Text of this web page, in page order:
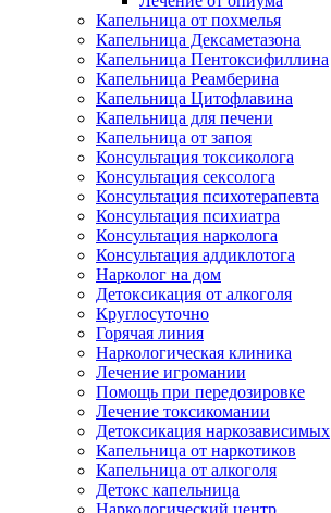
Капельница от похмелья
Капельница Дексаметазона
Капельница Пентоксифиллина
Капельница Реамберина
Капельница Цитофлавина
Капельница для печени
Капельница от запоя
Консультация токсиколога
Консультация сексолога
Консультация психотерапевта
Консультация психиатра
Консультация нарколога
Консультация аддиклотога
Нарколог на дом
Детоксикация от алкоголя
Круглосуточно
Горячая линия
Наркологическая клиника
Лечение игромании
Помощь при передозировке
Лечение токсикомании
Детоксикация наркозависимых
Капельница от наркотиков
Капельница от алкоголя
Детокс капельница
Наркологический центр